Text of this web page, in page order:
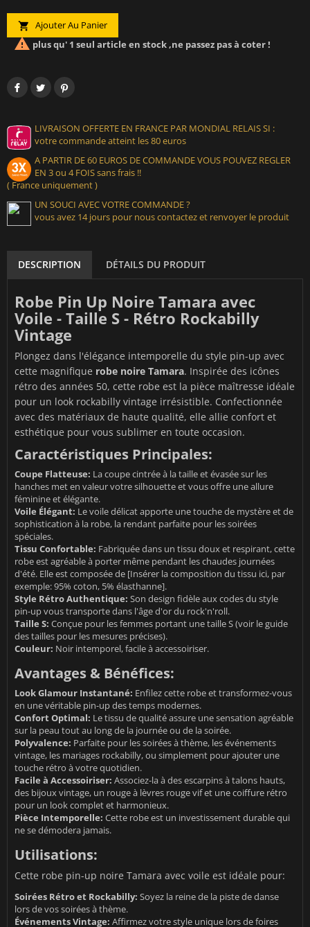
 Ajouter Au Panier
 plus qu' 1 seul article en stock ,ne passez pas à coter !
LIVRAISON OFFERTE EN FRANCE PAR MONDIAL RELAIS SI :
votre commande atteint les 80 euros
A PARTIR DE 60 EUROS DE COMMANDE VOUS POUVEZ REGLER
EN 3 ou 4 FOIS sans frais !!
( France uniquement )
UN SOUCI AVEC VOTRE COMMANDE ?
vous avez 14 jours pour nous contactez et renvoyer le produit
DESCRIPTION DÉTAILS DU PRODUIT
Robe Pin Up Noire Tamara avec
Voile - Taille S - Rétro Rockabilly
Vintage
Plongez dans l'élégance intemporelle du style pin-up avec
cette magnifique robe noire Tamara. Inspirée des icônes
rétro des années 50, cette robe est la pièce maîtresse idéale
pour un look rockabilly vintage irrésistible. Confectionnée
avec des matériaux de haute qualité, elle allie confort et
esthétique pour vous sublimer en toute occasion.
Caractéristiques Principales:
Coupe Flatteuse: La coupe cintrée à la taille et évasée sur les
hanches met en valeur votre silhouette et vous offre une allure
féminine et élégante.
Voile Élégant: Le voile délicat apporte une touche de mystère et de
sophistication à la robe, la rendant parfaite pour les soirées
spéciales.
Tissu Confortable: Fabriquée dans un tissu doux et respirant, cette
robe est agréable à porter même pendant les chaudes journées
d'été. Elle est composée de [Insérer la composition du tissu ici, par
exemple: 95% coton, 5% élasthanne].
Style Rétro Authentique: Son design fidèle aux codes du style
pin-up vous transporte dans l'âge d'or du rock'n'roll.
Taille S: Conçue pour les femmes portant une taille S (voir le guide
des tailles pour les mesures précises).
Couleur: Noir intemporel, facile à accessoiriser.
Avantages & Bénéfices:
Look Glamour Instantané: Enfilez cette robe et transformez-vous
en une véritable pin-up des temps modernes.
Confort Optimal: Le tissu de qualité assure une sensation agréable
sur la peau tout au long de la journée ou de la soirée.
Polyvalence: Parfaite pour les soirées à thème, les événements
vintage, les mariages rockabilly, ou simplement pour ajouter une
touche rétro à votre quotidien.
Facile à Accessoiriser: Associez-la à des escarpins à talons hauts,
des bijoux vintage, un rouge à lèvres rouge vif et une coiffure rétro
pour un look complet et harmonieux.
Pièce Intemporelle: Cette robe est un investissement durable qui
ne se démodera jamais.
Utilisations:
Cette robe pin-up noire Tamara avec voile est idéale pour:
Soirées Rétro et Rockabilly: Soyez la reine de la piste de danse
lors de vos soirées à thème.
Événements Vintage: Affirmez votre style unique lors de foires